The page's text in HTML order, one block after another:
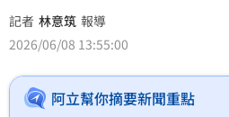
記者 林意筑 報導
2026/06/08 13:55:00
阿立幫你摘要新聞重點